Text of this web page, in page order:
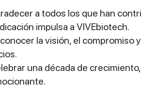
a todos los que han
impulsa a VIVEbiotech.
la visión, el compromiso
una década de